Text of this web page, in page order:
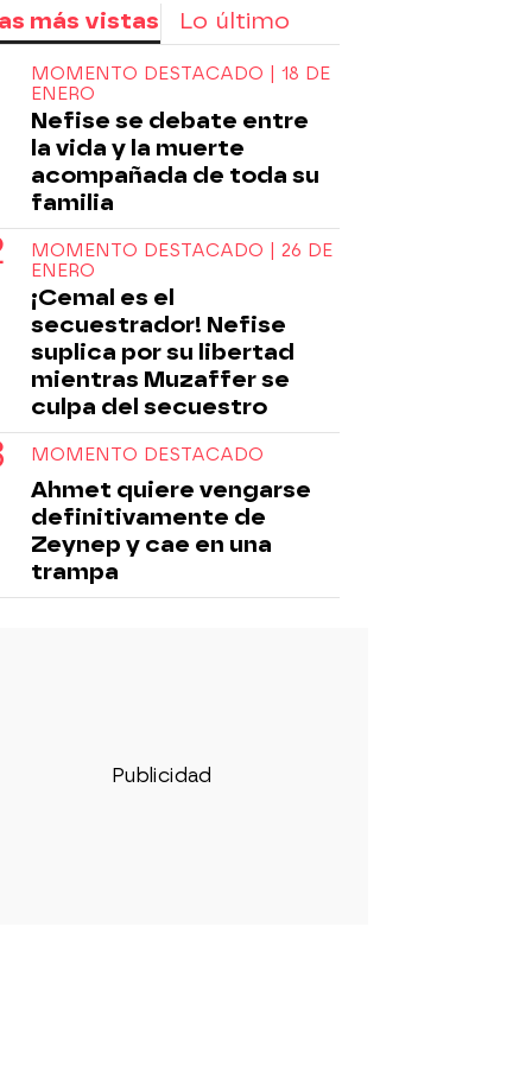
más vistas Lo último
MOMENTO DESTACADO | 18 DE
ENERO
Nefise se debate entre
la vida y la muerte
acompañada de toda su
familia
MOMENTO DESTACADO | 26 DE
ENERO
¡Cemal es el
secuestrador! Nefise
suplica por su libertad
mientras Muzaffer se
culpa del secuestro
MOMENTO DESTACADO
Ahmet quiere vengarse
definitivamente de
Zeynep y cae en una
trampa